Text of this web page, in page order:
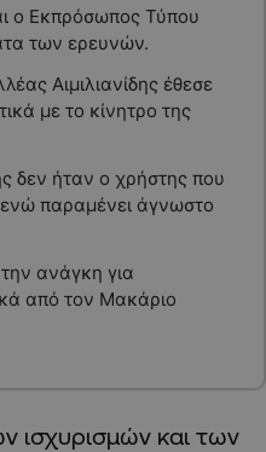
ο Εκπρόσωπος Τύπου
των ερευνών.
Αιμιλιανίδης έθεσε
με το κίνητρο της
δεν ήταν ο χρήστης που
παραμένει άγνωστο
ανάγκη για
από τον Μακάριο
ισχυρισμών και των